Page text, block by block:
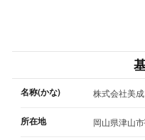
名称(かな) 株式会社美成
所在地 岡山県津山